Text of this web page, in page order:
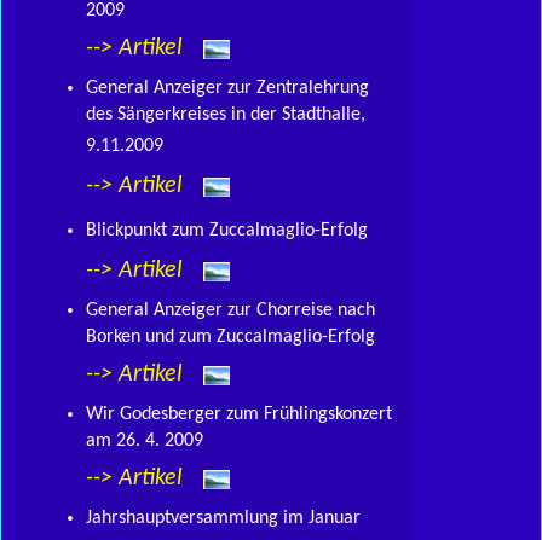
2009
--> Artikel
General Anzeiger zur Zentralehrung
des Sängerkreises in der Stadthalle,
9.11.2009
--> Artikel
Blickpunkt zum Zuccalmaglio-Erfolg
--> Artikel
General Anzeiger zur Chorreise nach
Borken und zum Zuccalmaglio-Erfolg
--> Artikel
Wir Godesberger zum Frühlingskonzert
am 26. 4. 2009
--> Artikel
Jahrshauptversammlung im Januar